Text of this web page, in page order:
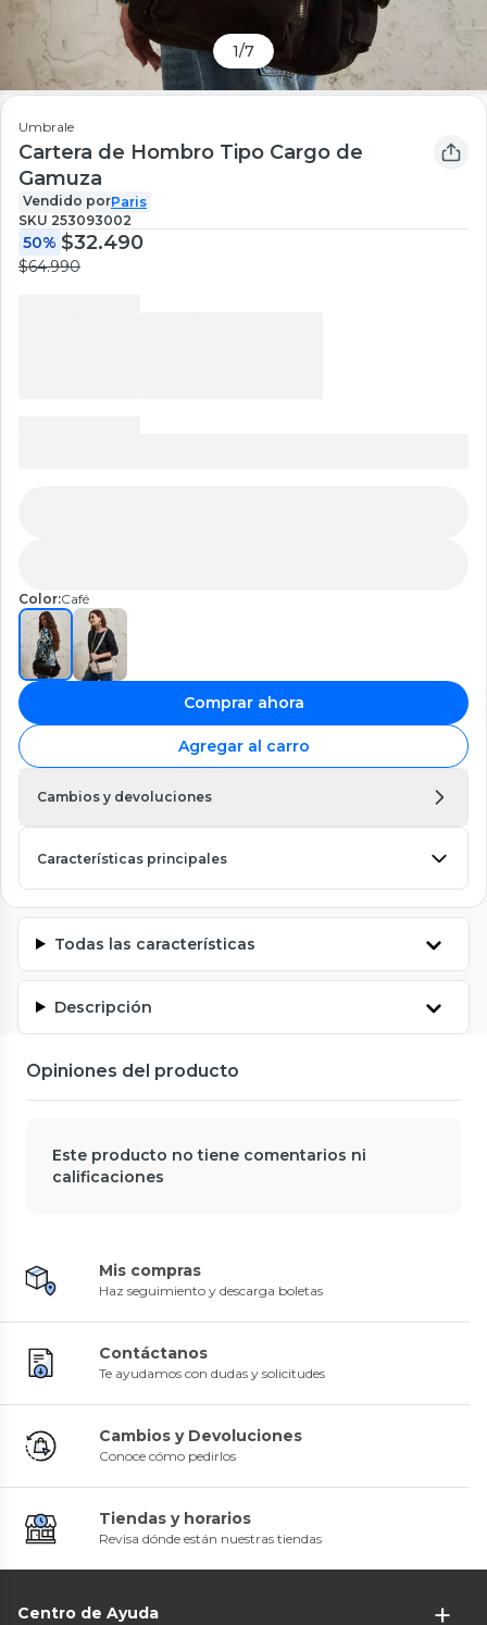
1/7
Umbrale
Cartera de Hombro Tipo Cargo de
Gamuza
Vendido porParis
SKU 253093002
50% $32.490
$64.990
Color:Café
Comprar ahora
Agregar al carro
Cambios y devoluciones
Características principales
Todas las características
Descripción
Opiniones del producto
Este producto no tiene comentarios ni
calificaciones
Mis compras
Haz seguimiento y descarga boletas
Contáctanos
Te ayudamos con dudas y solicitudes
Cambios y Devoluciones
Conoce cómo pedirlos
Tiendas y horarios
Revisa dónde están nuestras tiendas
Centro de Ayuda